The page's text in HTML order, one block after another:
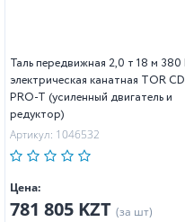
Таль передвижная 2,0 т 18 м 380 В
электрическая канатная TOR CD
PRO-T (усиленный двигатель и
редуктор)
Артикул: 1046532
Цена:
781 805 KZT (за шт)